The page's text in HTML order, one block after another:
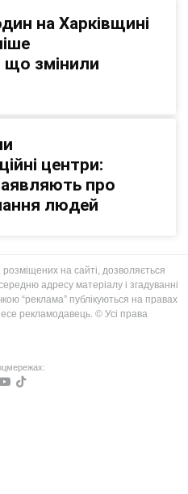
на Харківщині
що змінили
центри:
про
людей
на сайті, дозволяється
адресу матеріалу і згадуванні
“реклама” публікуються на правах
рекламодавець. © Усі права